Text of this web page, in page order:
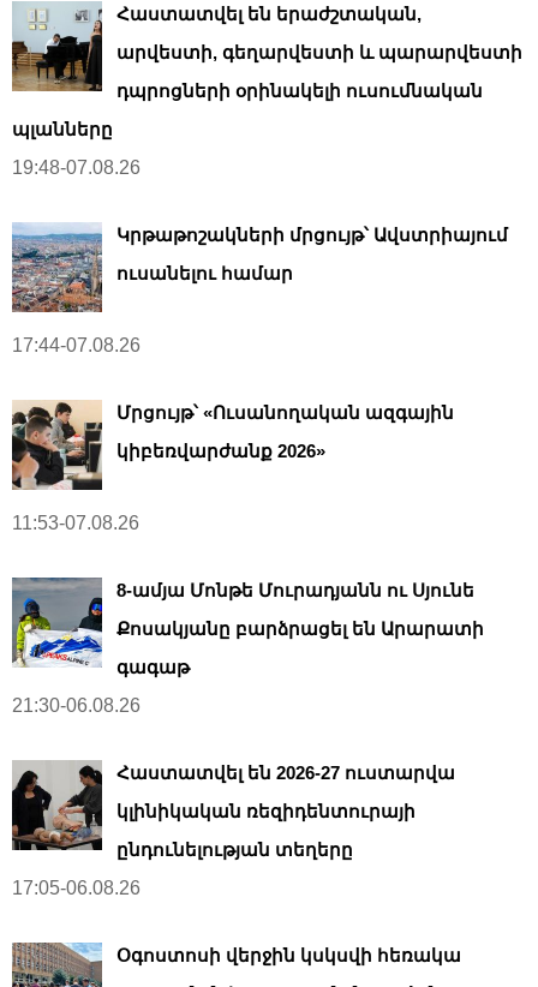
Հաստատվել են երաժշտական,
արվեստի, գեղարվեստի և պարարվեստի
դպրոցների օրինակելի ուսումնական
պլանները
19:48-07.08.26
Կրթաթոշակների մրցույթ՝ Ավստրիայում
ուսանելու համար
17:44-07.08.26
Մրցույթ՝ «Ուսանողական ազգային
կիբեռվարժանք 2026»
11:53-07.08.26
8-ամյա Մոնթե Մուրադյանն ու Սյունե
Քոսակյանը բարձրացել են Արարատի
գագաթ
21:30-06.08.26
Հաստատվել են 2026-27 ուստարվա
կլինիկական ռեզիդենտուրայի
ընդունելության տեղերը
17:05-06.08.26
Օգոստոսի վերջին կսկսվի հեռակա